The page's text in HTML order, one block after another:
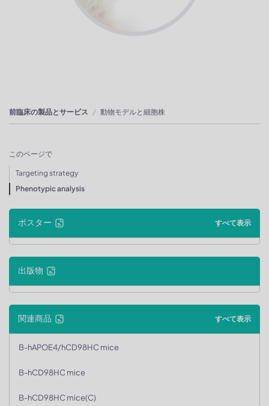
前臨床の製品とサービス 動物モデルと細胞株
このページで
Targeting strategy
Phenotypic analysis
ポスター すべて表示
出版物
関連商品 すべて表示
B-hAPOE4/hCD98HC mice
B-hCD98HC mice
B-hCD98HC mice(C)